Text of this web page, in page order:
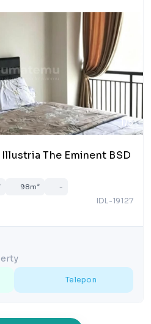
1/5
The Eminent BSD
98m² -
IDL-19127
Telepon